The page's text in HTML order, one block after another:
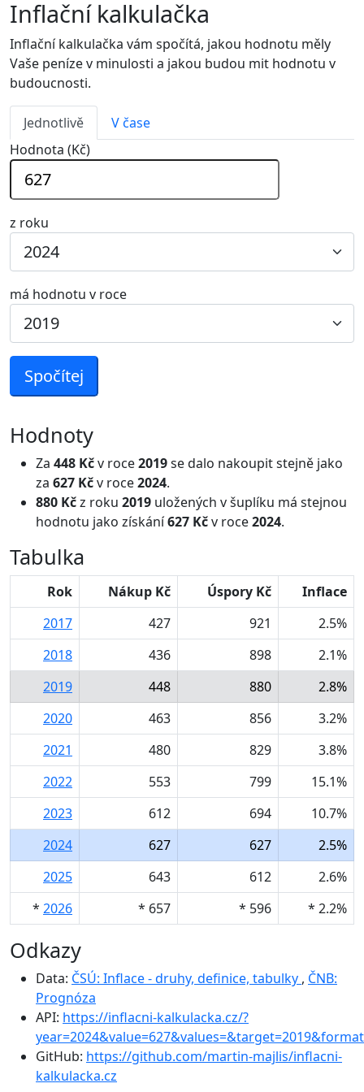
Inflační kalkulačka
Inflační kalkulačka vám spočítá, jakou hodnotu měly
Vaše peníze v minulosti a jakou budou mit hodnotu v
budoucnosti.
Jednotlivě
V čase
Hodnota (Kč)
z roku
má hodnotu v roce
Spočítej
Hodnoty
Za 448 Kčv roce2019se dalo nakoupit stejně jako
za 627 Kčv roce2024.
880 Kčz roku 2019 uložených v šuplíku má stejnou
hodnotu jako získání627 Kčv roce2024.
Tabulka
Rok Nákup Kč Úspory Kč
Inflace
2017
427 921
2.5%
2018
436 898
2.1%
2019
448 880
2.8%
2020
463 856
3.2%
2021
480 829
3.8%
2022
553 799
15.1%
2023
612 694
10.7%
2024
627 627
2.5%
2025
643 612
2.6%
* 2026 * 657 * 596 * 2.2%
Odkazy
Data: ČSÚ: Inflace - druhy, definice, tabulky , ČNB:
Prognóza
API: https://inflacni-kalkulacka.cz/?
GitHub: https://github.com/martin-majlis/inflacni-
kalkulacka.cz